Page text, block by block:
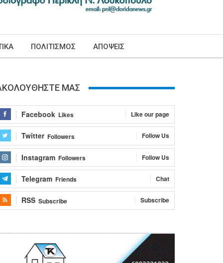
ΠΟΛΙΤΙΣΜΟΣ ΑΠΟΨΕΙΣ
ΜΑΣ
Facebook Likes Like our page
Twitter Followers Follow Us
Instagram Followers Follow Us
Telegram Friends Chat
RSS Subscribe Subscribe